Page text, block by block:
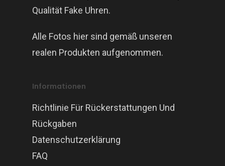
Qualität Fake Uhren.
Alle Fotos hier sind gemäß unseren
realen Produkten aufgenommen.
Informationen
Richtlinie Für Rückerstattungen Und
Rückgaben
Datenschutzerklärung
FAQ